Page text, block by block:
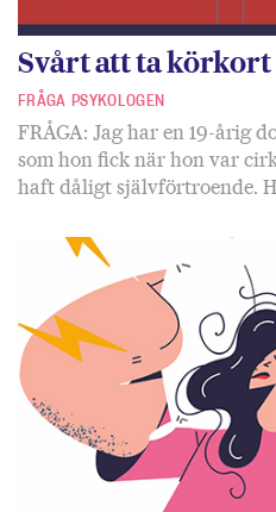
Svårt att ta körkort
FRÅGA PSYKOLOGEN
FRÅGA: Jag har en 19-årig
som hon fick när hon var
haft dåligt självförtroende.